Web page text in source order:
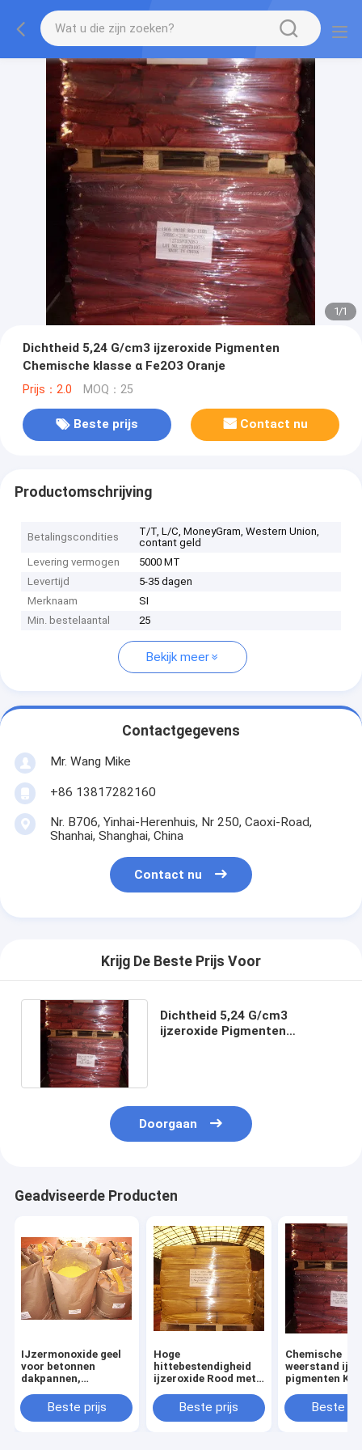
1/1
Dichtheid 5,24 G/cm3 ijzeroxide Pigmenten
Chemische klasse α Fe2O3 Oranje
Prijs：2.0 MOQ：25
Beste prijs Contact nu
Productomschrijving
Betalingscondities
T/T, L/C, MoneyGram, Western Union,
contant geld
Levering vermogen
5000 MT
Levertijd
5-35 dagen
Merknaam
SI
Min. bestelaantal
25
Bekijk meer
Contactgegevens
Mr. Wang Mike
+86 13817282160
Nr. B706, Yinhai-Herenhuis, Nr 250, Caoxi-Road,
Shanhai, Shanghai, China
Contact nu
Krijg De Beste Prijs Voor
Dichtheid 5,24 G/cm3
ijzeroxide Pigmenten
Doorgaan
Geadviseerde Producten
IJzermonoxide geel
voor betonnen
dakpannen,
kunststoffen en
rubberpolymeren,
Beste prijs
Hoge
hittebestendigheid
ijzeroxide Rood met
weerstand tot
1000°C
Beste prijs
Chemische
weerstand
pigmenten
Chemische
Beste